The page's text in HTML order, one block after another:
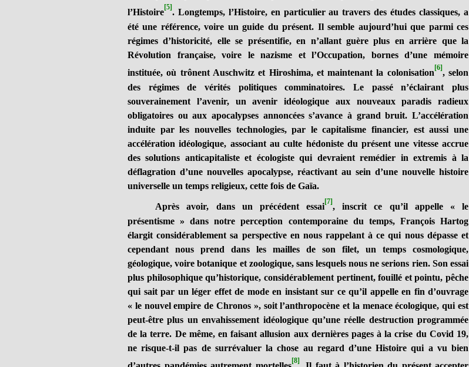
l’Histoire[5]. Longtemps, l’Histoire, en particulier au travers des études classiques, a
été une référence, voire un guide du présent. Il semble aujourd’hui que parmi ces
régimes d’historicité, elle se présentifie, en n’allant guère plus en arrière que la
Révolution française, voire le nazisme et l’Occupation, bornes d’une mémoire
instituée, où trônent Auschwitz et Hiroshima, et maintenant la colonisation [6], selon
des régimes de vérités politiques comminatoires. Le passé n’éclairant plus
souverainement l’avenir, un avenir idéologique aux nouveaux paradis radieux
obligatoires ou aux apocalypses annoncées s’avance à grand bruit. L’accélération
induite par les nouvelles technologies, par le capitalisme financier, est aussi une
accélération idéologique, associant au culte hédoniste du présent une vitesse accrue
des solutions anticapitaliste et écologiste qui devraient remédier in extremis à la
déflagration d’une nouvelles apocalypse, réactivant au sein d’une nouvelle histoire
universelle un temps religieux, cette fois de Gaïa.
Après avoir, dans un précédent essai[7], inscrit ce qu’il appelle « le
présentisme » dans notre perception contemporaine du temps, François Hartog
élargit considérablement sa perspective en nous rappelant à ce qui nous dépasse et
cependant nous prend dans les mailles de son filet, un temps cosmologique,
géologique, voire botanique et zoologique, sans lesquels nous ne serions rien. Son essai
plus philosophique qu’historique, considérablement pertinent, fouillé et pointu, pêche
qui sait par un léger effet de mode en insistant sur ce qu’il appelle en fin d’ouvrage
« le nouvel empire de Chronos », soit l’anthropocène et la menace écologique, qui est
peut-être plus un envahissement idéologique qu’une réelle destruction programmée
de la terre. De même, en faisant allusion aux dernières pages à la crise du Covid 19,
ne risque-t-il pas de surrévaluer la chose au regard d’une Histoire qui a vu bien
[8]